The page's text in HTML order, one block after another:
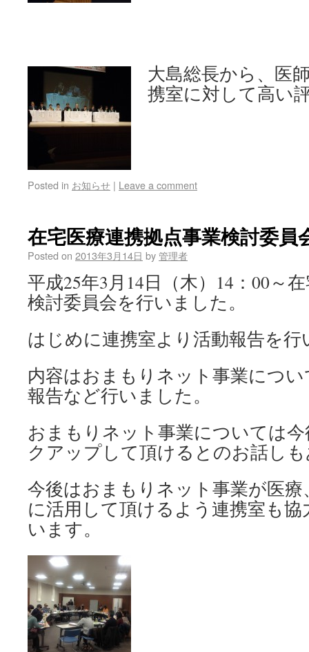
大島総長から、医
携室に対して高い
Posted in お知らせ | Leave a comment
在宅医療連携拠点事業検討委員
Posted on 2013年3月14日 by管理者
平成25年3月14日（木）14：00～
検討委員会を行いました。
はじめに連携室より活動報告を行
内容はおまもりネット事業につ
報告など行いました。
おまもりネット事業については
クアップして頂けるとのお話し
今後はおまもりネット事業が医療
に活用して頂けるよう連携室も
います。